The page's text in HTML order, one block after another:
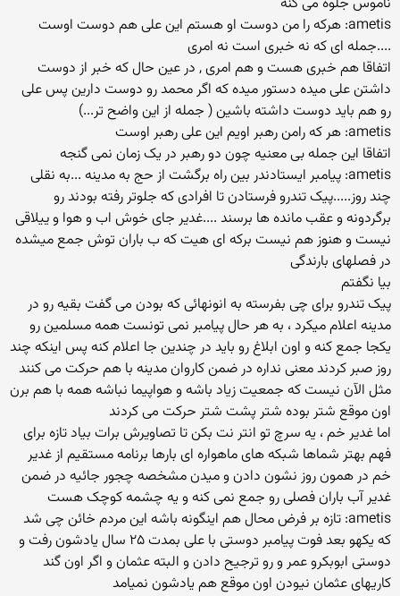
ametis: هرکه را من دوست او هستم این علی هم دوست اوست
....جمله ای که نه خبری است نه امری
اتفاقا هم خبری هست و هم امری , در عین حال که خبر از دوست
داشتن علی میده دستور میده که اگر محمد رو دوست دارین پس علی
رو هم باید دوست داشته باشین ( جمله از این واضح تر...)
ametis: هر که رامن رهبر اویم این علی رهبر اوست
اتفاقا این جمله بی معنیه چون دو رهبر در یک زمان نمی گنجه
ametis: پیامبر ایستادندر بین راه برگشت از حج به مدینه ...به نقلی
چند روز.....پیک تندرو فرستادن تا افرادی که جلوتر رفته بودند رو
برگردونه و عقب مانده ها برسند ....غدیر جای خوش اب و هوا و ییلاقی
نیست و هنوز هم نیست برکه ای هیت که ب باران توش جمع میشده
در فصلهای بارندگی
بیا نگفتم
پیک تندرو برای چی بفرسته به انونهائی که بودن می گفت بقیه رو در
مدینه اعلام میکرد ، به هر حال پیامبر نمی تونست همه مسلمین رو
یکجا جمع کنه و اون ابلاغ رو باید در چندین جا اعلام کنه پس اینکه چند
روز صبر کردند معنی نداره در ضمن کاروان مدینه با هم حرکت می کنند
مثل الآن نیست که جمعیت زیاد باشه و هواپیما نباشه همه با هم برن
اون موقع شتر بوده شتر پشت شتر حرکت می کردند
اما غدیر خم ، یه سرچ تو انتر نت بکن تا تصاویرش برات بیاد تازه برای
فهم بهتر شماها شبکه های ماهواره ای بارها برنامه مستقیم از غدیر
خم در همون روز نشون دادن و میدن مشخصه چجور جائیه در ضمن
غدیر آب باران فصلی رو جمع نمی کنه و یه چشمه کوچک هست
ametis: تازه بر فرض محال هم اینگونه باشه این مردم خائن چی شد
که یکهو بعد فوت پیامبر دوستی با علی بمدت ۲۵ سال یادشون رفت و
دوستی ابوبکرو عمر و رو ترجیح دادن و البته عثمان و اگر اون گند
کاریهای عثمان نیودن اون موقع هم یادشون نمیامد